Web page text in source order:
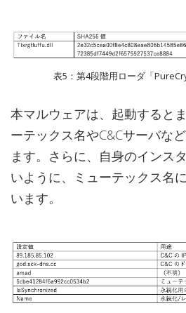
表5：第4段階用ローダ「
本マルウェアは、起動すると
ーテックス名やC&Cサーバな
ます。さらに、自身のインス
いように、ミューテックス名
います。